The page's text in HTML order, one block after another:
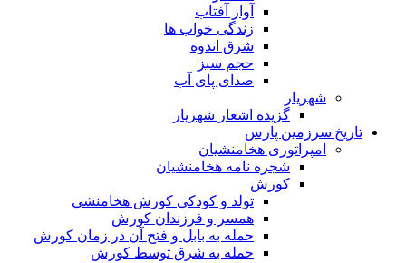
آواز آفتاب
زندگی خواب ها
شرق اندوه
حجم سبز
صدای پای آب
شهریار
گزیده اشعار شهریار
تاریخ سرزمین پارس
امپراتوری هخامنشیان
شجره نامه هخامنشیان
کورش
تولد و کودکی کورش هخامنشی
همسر و فرزندان کورش
حمله به بابل و فتح آن در زمان کورش
حمله به شرق توسط کورش